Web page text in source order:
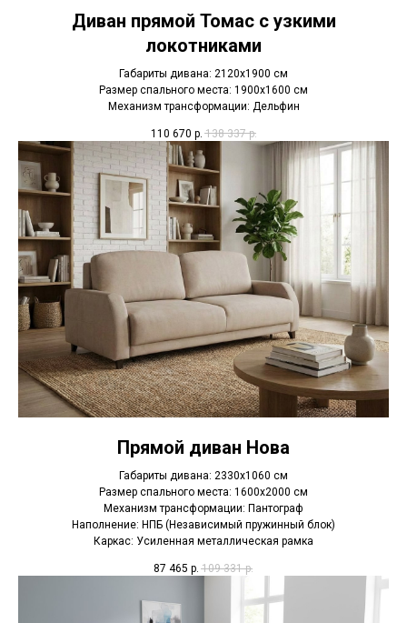
Диван прямой Томас с узкими
локотниками
Габариты дивана: 2120х1900 см
Размер спального места: 1900х1600 см
Механизм трансформации: Дельфин
110 670 р. 138 337 р.
Прямой диван Нова
Габариты дивана: 2330х1060 см
Размер спального места: 1600х2000 см
Механизм трансформации: Пантограф
Наполнение: НПБ (Независимый пружинный блок)
Каркас: Усиленная металлическая рамка
87 465 р. 109 331 р.